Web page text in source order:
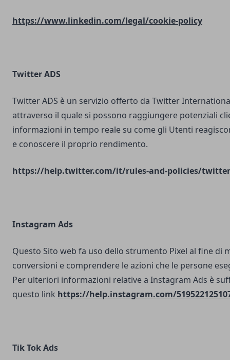
https://www.linkedin.com/legal/cookie-policy
Twitter ADS
Twitter ADS è un servizio offerto da Twitter
attraverso il quale si possono raggiungere potenziali
informazioni in tempo reale su come gli Utenti
e conoscere il proprio rendimento.
https://help.twitter.com/it/rules-and-policies/
Instagram Ads
Questo Sito web fa uso dello strumento Pixel al fine di
conversioni e comprendere le azioni che le persone
Per ulteriori informazioni relative a Instagram Ads è
questo link https://help.instagram.com/
Tik Tok Ads